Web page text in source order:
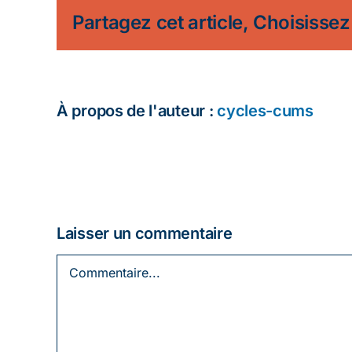
Partagez cet article,
À propos de l'auteur :cycles-cums
Laisser un commentaire